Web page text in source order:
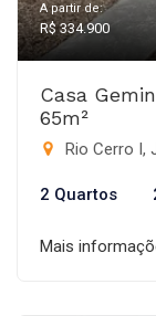
A partir de:
R$ 334.900
Casa
65m²
Rio Cerro I,
2 Quartos
Mais